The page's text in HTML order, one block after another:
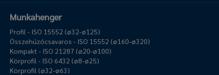
Munkahenger
Profil - ISO 15552 (ø32-ø125)
Összehúzócsavaros - ISO 15552 (ø160-ø320)
Kompakt - ISO 21287 (ø20-ø100)
Körprofil - ISO 6432 (ø8-ø25)
Körprofil (ø32-ø63)